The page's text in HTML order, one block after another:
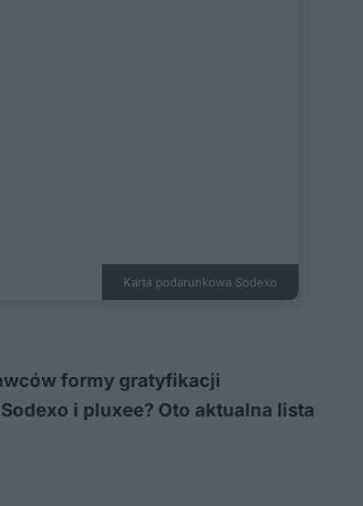
Karta podarunkowa Sodexo
formy gratyfikacji
i pluxee? Oto aktualna lista